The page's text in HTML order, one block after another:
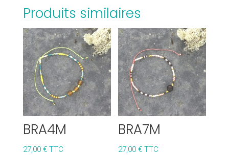
Produits similaires
BRA4M
27,00 € TTC
BRA7M
27,00€ TTC